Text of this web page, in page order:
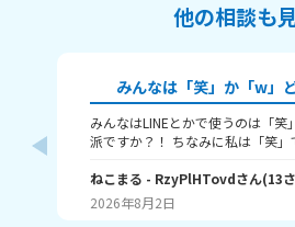
他の相談も
みんなは「笑」か「w」
みんなはLINEとかで使うのは「笑
派ですか？！ ちなみに私は「笑」
す！ （笑笑、爆笑、wwwなど）
ねこまる - RzyPlHTovdさん(13
2026年8月2日